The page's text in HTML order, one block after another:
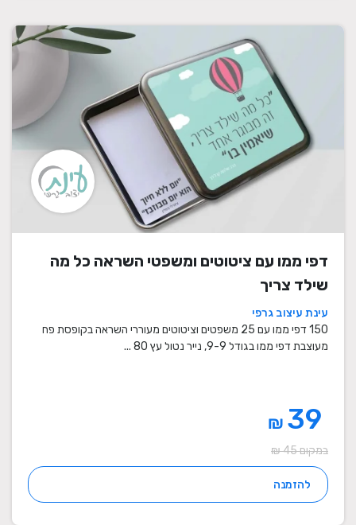
דפי ממו עם ציטוטים ומשפטי השראה כל מה
שילד צריך
עינת עיצוב גרפי
150 דפי ממו עם 25 משפטים וציטוטים מעוררי השראה בקופסת פח
מעוצבת דפי ממו בגודל 9-9, נייר נטול עץ 80 ...
₪
במקום 45 ₪
להזמנה